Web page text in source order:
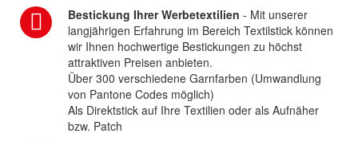
Bestickung Ihrer Werbetextilien - Mit unserer
langjährigen Erfahrung im Bereich Textilstick können
wir Ihnen hochwertige Bestickungen zu höchst
attraktiven Preisen anbieten.
Über 300 verschiedene Garnfarben (Umwandlung
von Pantone Codes möglich)
Als Direktstick auf Ihre Textilien oder als Aufnäher
bzw. Patch